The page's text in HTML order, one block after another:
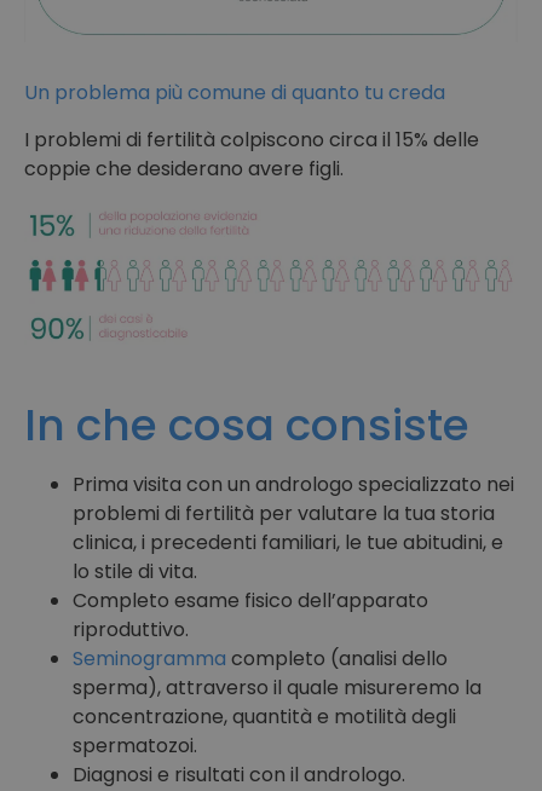
Un problema più comune di quanto tu creda
I problemi di fertilità colpiscono circa il 15% delle
coppie che desiderano avere figli.
In che cosa consiste
Prima visita con un andrologo specializzato nei
problemi di fertilità per valutare la tua storia
clinica, i precedenti familiari, le tue abitudini, e
lo stile di vita.
Completo esame fisico dell’apparato
riproduttivo.
Seminogramma completo (analisi dello
sperma), attraverso il quale misureremo la
concentrazione, quantità e motilità degli
spermatozoi.
Diagnosi e risultati con il andrologo.